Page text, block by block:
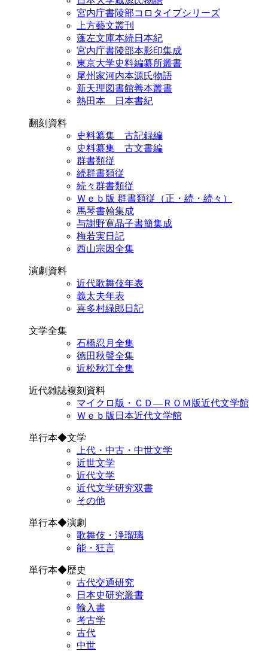
宮内庁書陵部コロタイプシリーズ
上方藝文叢刊
蓬左文庫本続日本紀
宮内庁書陵部本影印集成
東京大学史料編纂所叢書
尾州家河内本源氏物語
新天理図書館善本叢書
熱田本 日本書紀
翻刻資料
史料纂集 古記録編
史料纂集 古文書編
群書類従
続群書類従
続々群書類従
Ｗｅｂ版 群書類従（正・続・続々）
馬琴書翰集成
与謝野寛晶子書簡集成
梅若実日記
西山宗因全集
演劇資料
近代歌舞伎年表
義太夫年表
喜多村緑郎日記
文学全集
石橋忍月全集
徳田秋聲全集
近松秋江全集
近代雑誌複刻資料
マイクロ版・ＣＤ―ＲＯＭ版近代文学館
Ｗｅｂ版日本近代文学館
単行本◆文学
上代・中古・中世文学
近世文学
近代文学
近代文学研究双書
その他
単行本◆演劇
歌舞伎・浄瑠璃
能・狂言
単行本◆歴史
古代交通研究
日本史研究叢書
輸入書
考古学
古代
中世